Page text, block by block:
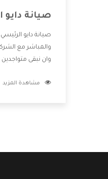
صيانة دايو
صيانة دايو
والمباشر مع
وان نبقى
بالخدمات التى
مشاهدة المزيد